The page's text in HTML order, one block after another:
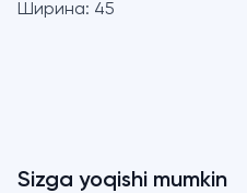
Ширина: 45
Sizga yoqishi mumkin